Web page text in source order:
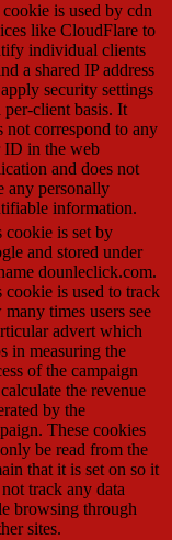
is used by cdn
like CloudFlare to
individual clients
a shared IP address
security settings
per-client basis. It
not correspond to any
ID in the web
and does not
any personally
information.
cookie is set by
and stored under
dounleclick.com.
cookie is used to track
many times users see
advert which
in measuring the
of the campaign
the revenue
by the
These cookies
be read from the
that it is set on so it
track any data
browsing through
sites.